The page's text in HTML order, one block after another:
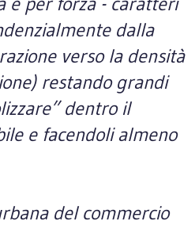
dalla
verso la densità
restando grandi
dentro il
e facendoli almeno
del commercio